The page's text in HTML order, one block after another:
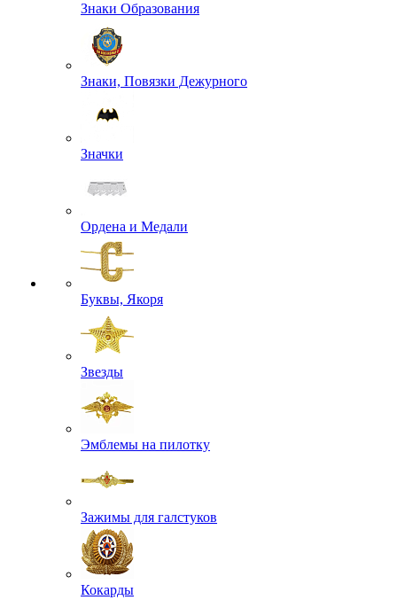
Знаки Образования
Знаки, Повязки Дежурного
Значки
Ордена и Медали
Буквы, Якоря
Звезды
Эмблемы на пилотку
Зажимы для галстуков
Кокарды